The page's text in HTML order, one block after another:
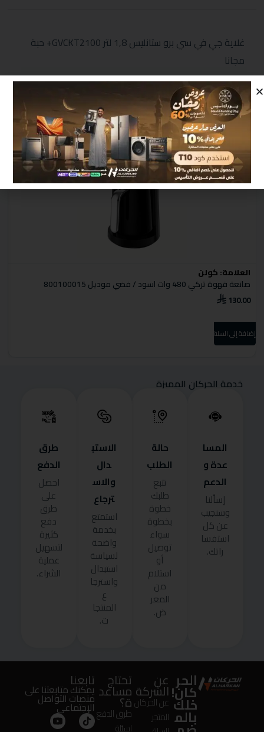
غلاية جي في سي برو ستانليس 1,8 لتر GVCKT2100+ حبة
مجانا
منتجات مشابهة
العلامة:كولن
صانعة قهوة تركي 480 وات اسود / فضي موديل 800100015
130.00
إضافة إلى السلة
خدمة الحركان المميزة
المسا
عدة و
الدعم
إسألنا
وسنجيب
عن كل
استفسا
راتك.
حالة
الطلب
تتبع
طلبك
خطوة
بخطوة
سواء
توصيل
أو
استلام
من
المعر
ض.
الاستب
دال
والاس
ترجاع
استمتع
بخدمة
واضحة
لسياسة
استبدال
واسترجا
ع
المنتجا
ت.
طرق
الدفع
احصل
على
طرق
دفع
كثيرة
لتسهيل
عملية
الشراء.
الحر
كان!
خلك
بالم
عن
الشركة
عن الحركان
المتجر
تحتاج
مساعد
ة؟
طرق الدفع
اسئلة
تابعنا
يمكنك متابعتنا على
منصات التواصل
الإجتماعى